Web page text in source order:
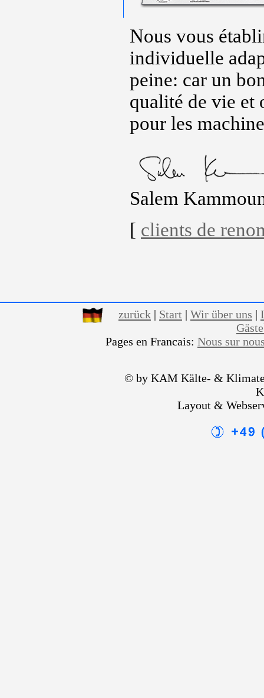
Nous vous
individuelle
peine: car un
qualité de vie et
pour les
Salem
[ clients de
zurück | Start | Wir über uns |
Pages en Francais: Nous sur
© by KAM Kälte- &
Layout &